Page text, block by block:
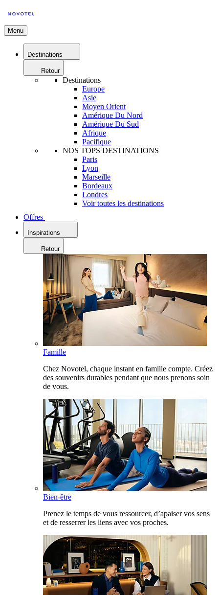
Menu
Destinations
Retour
Destinations
Europe
Asie
Moyen Orient
Amérique Du Nord
Amérique Du Sud
Afrique
Pacifique
NOS TOPS DESTINATIONS
Paris
Lyon
Marseille
Bordeaux
Londres
Voir toutes les destinations
Offres
Inspirations
Retour
Famille
Chez Novotel, chaque instant en famille compte. Créez
des souvenirs durables pendant que nous prenons soin
de vous.
Bien-être
Prenez le temps de vous ressourcer, d’apaiser vos sens
et de resserrer les liens avec vos proches.